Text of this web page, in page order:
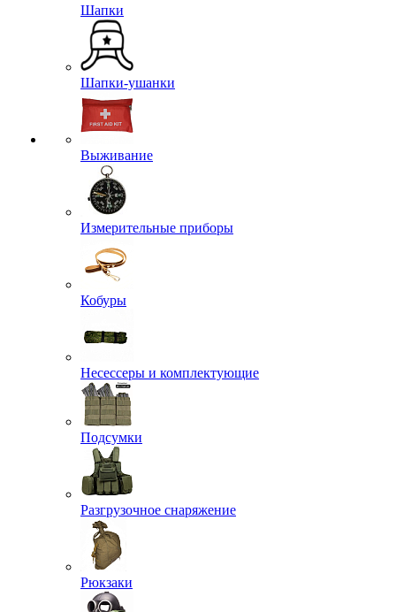
Шапки
Шапки-ушанки
Выживание
Измерительные приборы
Кобуры
Несессеры и комплектующие
Подсумки
Разгрузочное снаряжение
Рюкзаки